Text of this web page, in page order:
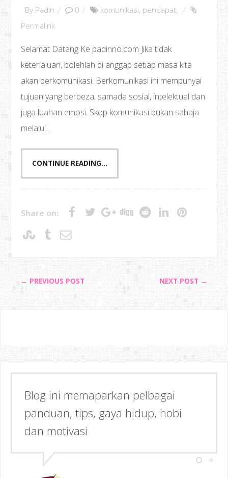
By Padin 0 komunikasi, pendapat,
Permalink
Selamat Datang Ke padinno.com Jika tidak
keterlaluan, bolehlah di anggap setiap masa kita
akan berkomunikasi. Berkomunikasi ini mempunyai
tujuan yang berbeza, samada sosial, intelektual dan
juga luahan emosi. Skop komunikasi bukan sahaja
melalui...
CONTINUE READING...
Share on:
← PREVIOUS POST NEXT POST →
Semoga dapat memberi Manfaat &
Inspirasi kepada anda!